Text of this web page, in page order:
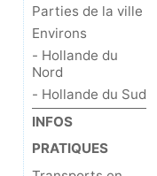
Parties de la ville
Environs
- Hollande du
Nord
- Hollande du Sud
INFOS
PRATIQUES